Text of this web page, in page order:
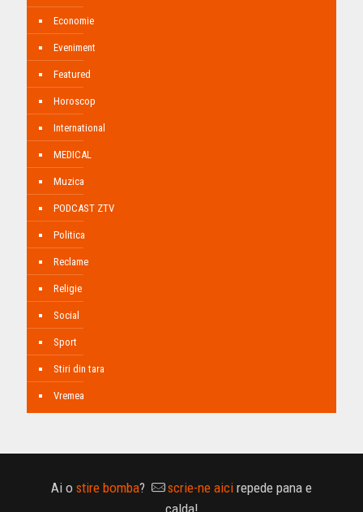
Economie
Eveniment
Featured
Horoscop
International
MEDICAL
Muzica
PODCAST ZTV
Politica
Reclame
Religie
Social
Sport
Stiri din tara
Vremea
Ai o stire bomba? scrie-ne aici repede pana e
calda!